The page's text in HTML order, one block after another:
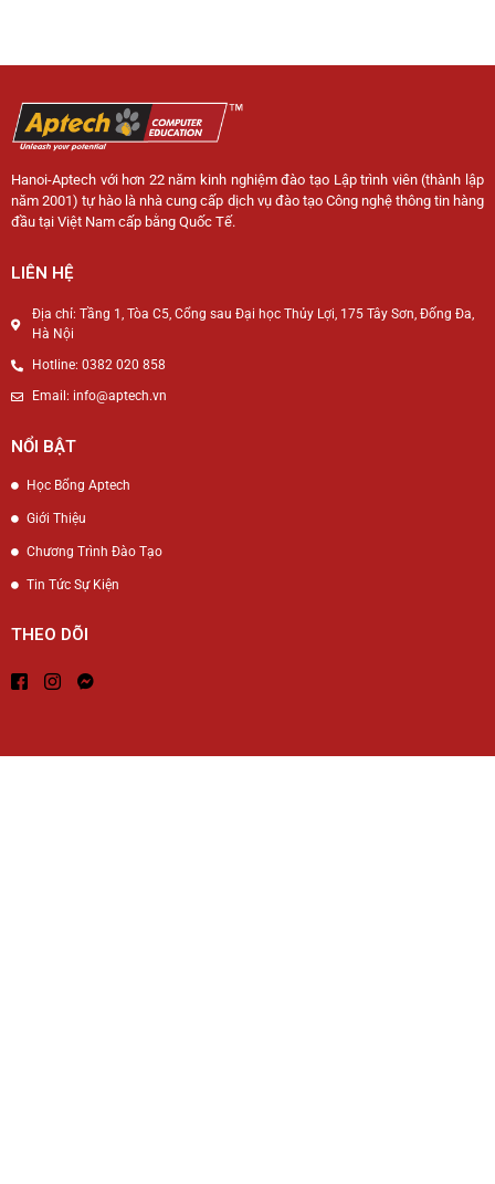
Hanoi-Aptech với hơn 22 năm kinh nghiệm đào tạo Lập trình viên (thành lập
năm 2001) tự hào là nhà cung cấp dịch vụ đào tạo Công nghệ thông tin hàng
đầu tại Việt Nam cấp bằng Quốc Tế.
LIÊN HỆ
Địa chỉ: Tầng 1, Tòa C5, Cổng sau Đại học Thủy Lợi, 175 Tây Sơn, Đống Đa,
Hà Nội
Hotline: 0382 020 858
Email: info@aptech.vn
NỔI BẬT
Học Bổng Aptech
Giới Thiệu
Chương Trình Đào Tạo
Tin Tức Sự Kiện
THEO DÕI